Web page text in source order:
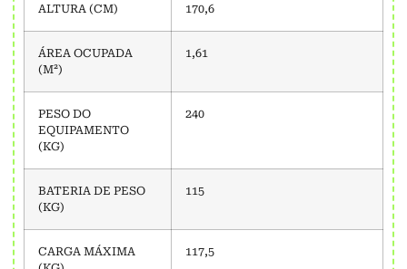
ALTURA (CM) 170,6
ÁREA OCUPADA
(M²)
1,61
PESO DO
EQUIPAMENTO
(KG)
240
BATERIA DE PESO
(KG)
115
CARGA MÁXIMA
117,5